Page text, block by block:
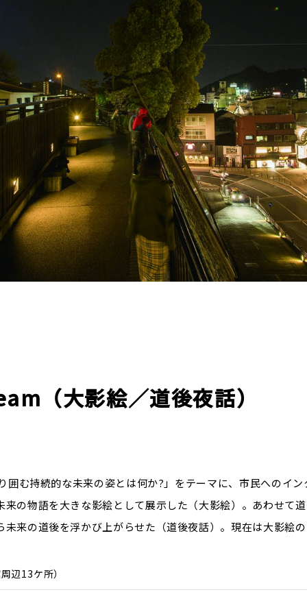
（大影絵／道後夜話）
囲む持続的な未来の姿とは何か?」をテーマに、市民へのイ
の物語を大きな影絵として展示した（大影絵）。あわせて
来の道後を浮かび上がらせた（道後夜話）。現在は大影絵
辺13ケ所）